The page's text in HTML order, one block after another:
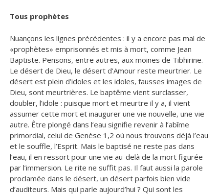
Tous prophètes
Nuançons les lignes précédentes : il y a encore pas mal de
«prophètes» emprisonnés et mis à mort, comme Jean
Baptiste. Pensons, entre autres, aux moines de Tibhirine.
Le désert de Dieu, le désert d’Amour reste meurtrier. Le
désert est plein d’idoles et les idoles, fausses images de
Dieu, sont meurtrières. Le baptême vient surclasser,
doubler, l’idole : puisque mort et meurtre il y a, il vient
assumer cette mort et inaugurer une vie nouvelle, une vie
autre. Être plongé dans l’eau signifie revenir à l’abîme
primordial, celui de Genèse 1,2 où nous trouvons déjà l’eau
et le souffle, l’Esprit. Mais le baptisé ne reste pas dans
l’eau, il en ressort pour une vie au-delà de la mort figurée
par l’immersion. Le rite ne suffit pas. Il faut aussi la parole
proclamée dans le désert, un désert parfois bien vide
d’auditeurs. Mais qui parle aujourd’hui ? Qui sont les